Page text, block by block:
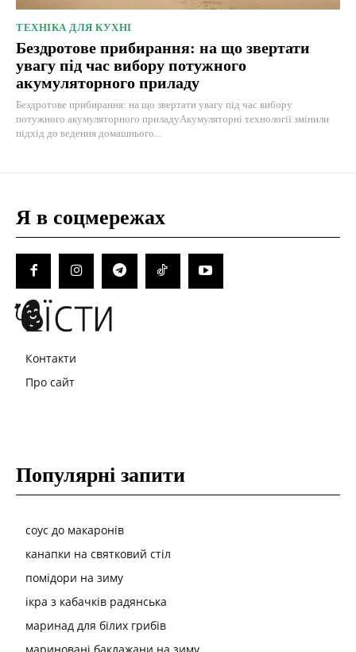
ТЕХНІКА ДЛЯ КУХНІ
Бездротове прибирання: на що звертати
увагу під час вибору потужного
акумуляторного приладу
Бездротове прибирання: на що звертати увагу під час вибору
потужного акумуляторного приладуАкумуляторні технології змінили
підхід до ведення домашнього...
Я в соцмережах
Контакти
Про сайт
Популярні запити
соус до макаронів
канапки на святковий стіл
помідори на зиму
ікра з кабачків радянська
маринад для білих грибів